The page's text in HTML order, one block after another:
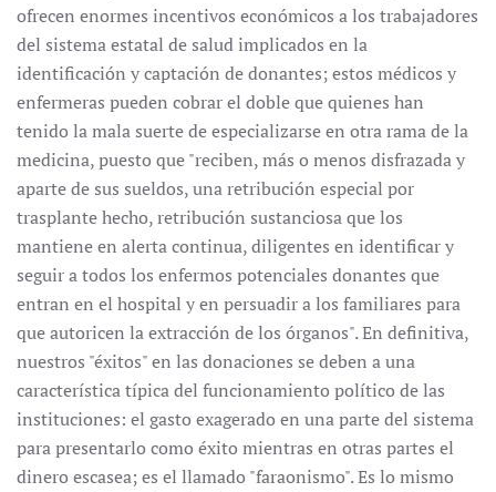
ofrecen enormes incentivos económicos a los trabajadores
del sistema estatal de salud implicados en la
identificación y captación de donantes; estos médicos y
enfermeras pueden cobrar el doble que quienes han
tenido la mala suerte de especializarse en otra rama de la
medicina, puesto que "reciben, más o menos disfrazada y
aparte de sus sueldos, una retribución especial por
trasplante hecho, retribución sustanciosa que los
mantiene en alerta continua, diligentes en identificar y
seguir a todos los enfermos potenciales donantes que
entran en el hospital y en persuadir a los familiares para
que autoricen la extracción de los órganos". En definitiva,
nuestros "éxitos" en las donaciones se deben a una
característica típica del funcionamiento político de las
instituciones: el gasto exagerado en una parte del sistema
para presentarlo como éxito mientras en otras partes el
dinero escasea; es el llamado "faraonismo". Es lo mismo